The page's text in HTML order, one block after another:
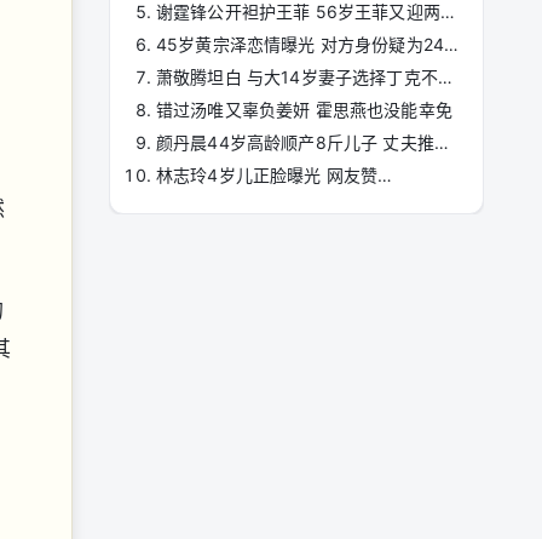
谢霆锋公开袒护王菲 56岁王菲又迎两大喜讯
45岁黄宗泽恋情曝光 对方身份疑为24岁TVB咪神
萧敬腾坦白 与大14岁妻子选择丁克不是不想要
错过汤唯又辜负姜妍 霍思燕也没能幸免
颜丹晨44岁高龄顺产8斤儿子 丈夫推掉三部戏陪护
林志玲4岁儿正脸曝光 网友赞…